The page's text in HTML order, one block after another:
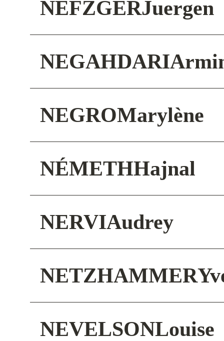
NEFZGERJuergen
NEGAHDARI
NEGROMarylène
NÉMETHHajnal
NERVIAudrey
NETZHAMMER
NEVELSONLouise